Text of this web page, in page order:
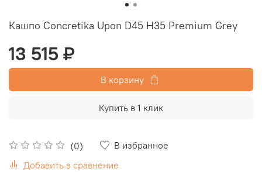
Кашпо Concretika Upon D45 H35 Premium Grey
(0)
В избранное
Добавить в сравнение
13 515 ₽
В корзину
Купить в 1 клик